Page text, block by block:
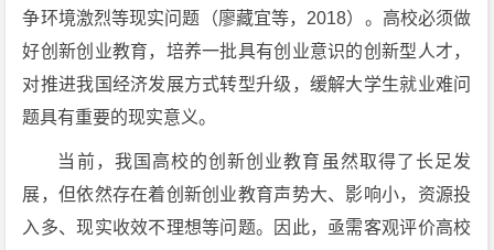
争环境激烈等现实问题（廖藏宜等，2018）。高校必须做
好创新创业教育，培养一批具有创业意识的创新型人才，
对推进我国经济发展方式转型升级，缓解大学生就业难问
题具有重要的现实意义。
当前，我国高校的创新创业教育虽然取得了长足发
展，但依然存在着创新创业教育声势大、影响小，资源投
入多、现实收效不理想等问题。因此，亟需客观评价高校